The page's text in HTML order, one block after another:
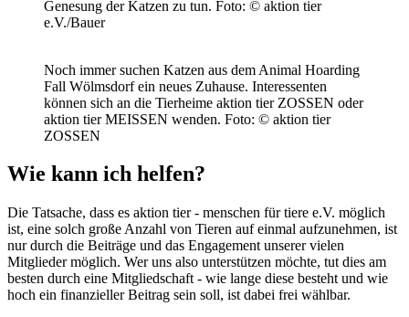
Genesung der Katzen zu tun. Foto: © aktion tier
e.V./Bauer
Noch immer suchen Katzen aus dem Animal Hoarding
Fall Wölmsdorf ein neues Zuhause. Interessenten
können sich an die Tierheime aktion tier ZOSSEN oder
aktion tier MEISSEN wenden. Foto: © aktion tier
ZOSSEN
Wie kann ich helfen?
Die Tatsache, dass es aktion tier - menschen für tiere e.V. möglich
ist, eine solch große Anzahl von Tieren auf einmal aufzunehmen, ist
nur durch die Beiträge und das Engagement unserer vielen
Mitglieder möglich. Wer uns also unterstützen möchte, tut dies am
besten durch eine Mitgliedschaft - wie lange diese besteht und wie
hoch ein finanzieller Beitrag sein soll, ist dabei frei wählbar.